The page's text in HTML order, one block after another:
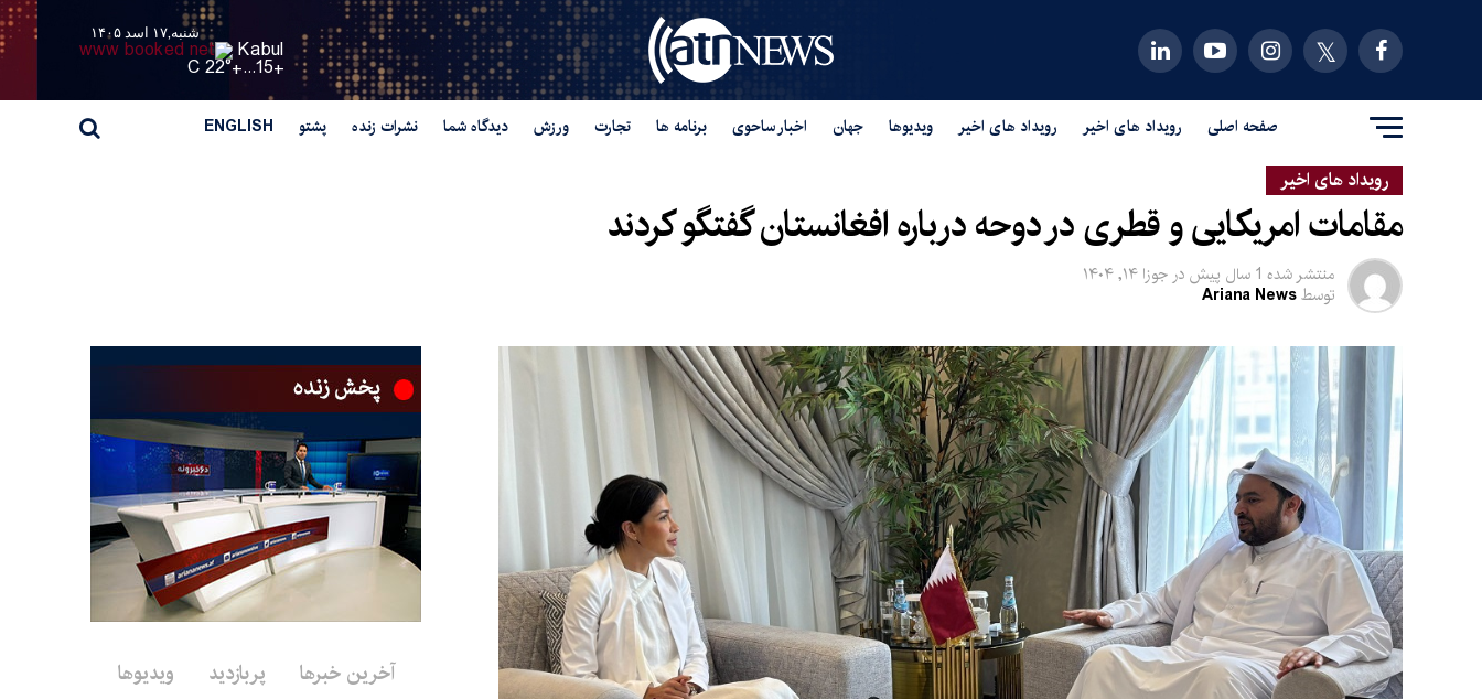
شنبه,۱۷ اسد ۱۴۰۵
Kabul
+
15...
+
22° C
صفحه اصلی رویداد های اخیر رویداد های اخیر ویدیوها جهان اخبار ساحوی برنامه ها تجارت ورزش دیدگاه شما نشرات زنده پشتو ENGLISH
رویداد های اخیر
مقامات امریکایی و قطری در دوحه درباره افغانستان گفتگو کردند
منتشر شده 1 سال پیش در جوزا ۱۴, ۱۴۰۴
توسطAriana News
آخرین خبرها پربازدید ویدیوها